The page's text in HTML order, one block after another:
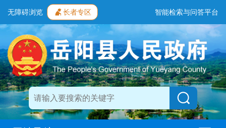
无障碍浏览 长者专区 智能检索与问答平台